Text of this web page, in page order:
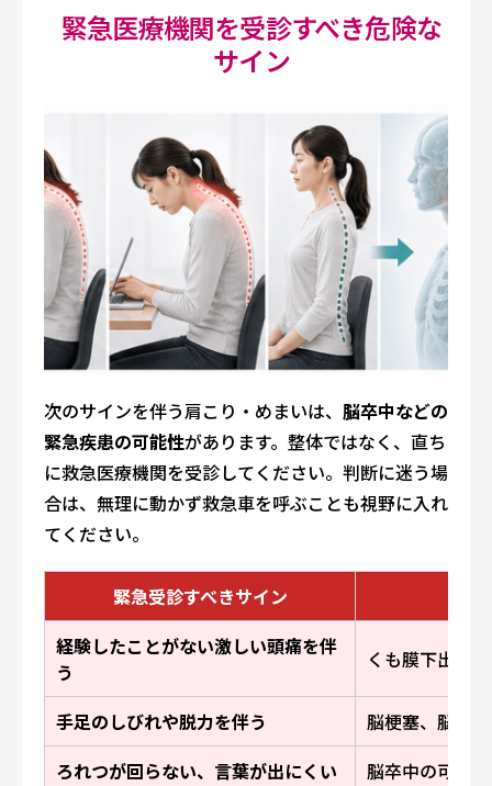
緊急医療機関を受診すべき危険な
サイン
次のサインを伴う肩こり・めまいは、 脳卒中などの
緊急疾患の可能性があります。整体ではなく、直ち
に救急医療機関を受診してください。判断に迷う場
合は、無理に動かず救急車を呼ぶことも視野に入れ
てください。
緊急受診すべきサイン
経験したことがない激しい頭痛を伴
う
くも膜下出血
手足のしびれや脱力を伴う
脳梗塞、脳出
ろれつが回らない、言葉が出にくい
脳卒中の可能性